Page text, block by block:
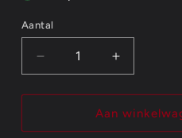
Aantal
Aantal
Aantal
verlagen
voor
Beatles
Aantal
verhogen
voor
The
Beatles
Aan